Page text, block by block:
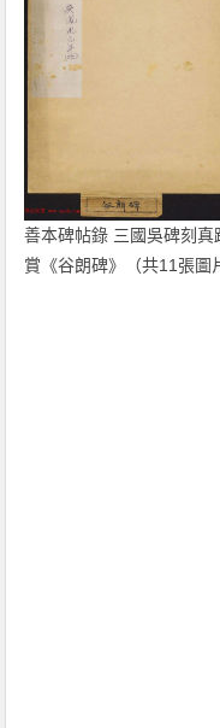
善本碑帖錄 三國吳碑刻真
賞《谷朗碑》（共11張圖